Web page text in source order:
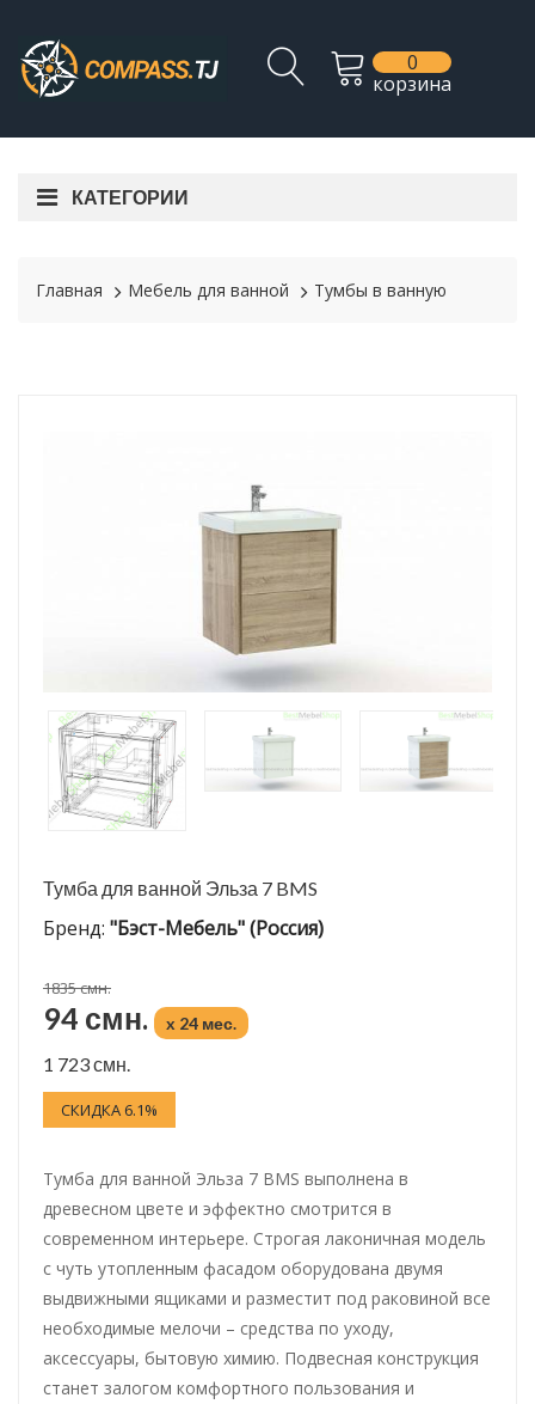
0
корзина
КАТЕГОРИИ
Главная Мебель для ванной Тумбы в ванную
Тумба для ванной Эльза 7 BMS
Бренд: "Бэст-Мебель" (Россия)
1835 смн.
94 смн. x 24 мес.
1 723 смн.
СКИДКА 6.1%
Тумба для ванной Эльза 7 BMS выполнена в
древесном цвете и эффектно смотрится в
современном интерьере. Строгая лаконичная модель
с чуть утопленным фасадом оборудована двумя
выдвижными ящиками и разместит под раковиной все
необходимые мелочи – средства по уходу,
аксессуары, бытовую химию. Подвесная конструкция
станет залогом комфортного пользования и